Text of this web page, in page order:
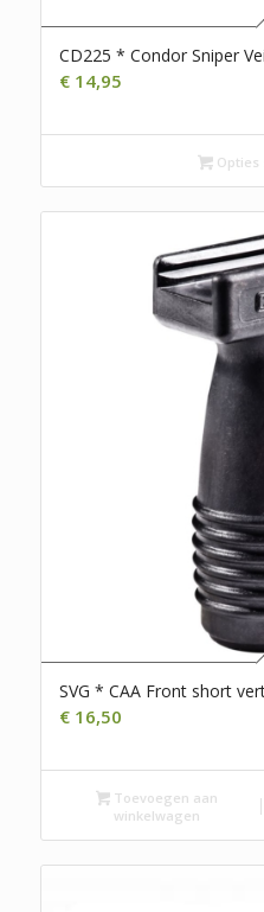
CD225 * Condor Sniper
€14,95
Opties
SVG * CAA Front short
€16,50
Toevoegen aan
winkelwagen